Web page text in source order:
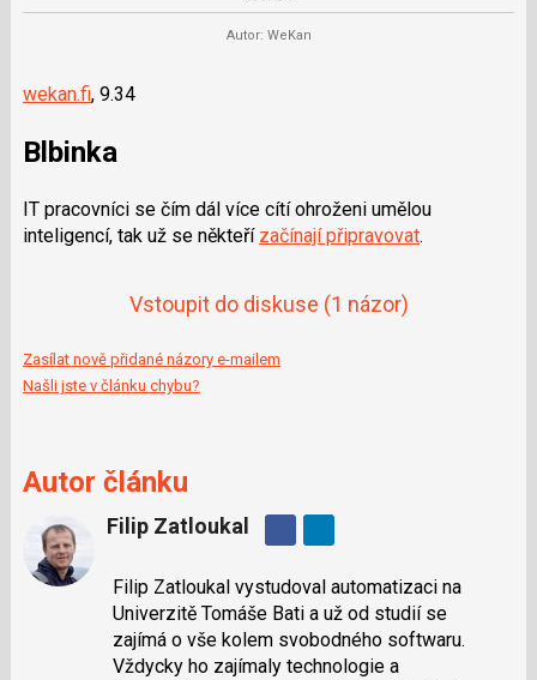
Autor: WeKan
wekan.fi, 9.34
Blbinka
IT pracovníci se čím dál více cítí ohroženi umělou
inteligencí, tak už se někteří začínají připravovat.
Vstoupit do diskuse (1 názor)
Zasílat nově přidané názory e-mailem
Našli jste v článku chybu?
Autor článku
Filip Zatloukal
Sdílejte
Facebooku
Filip Zatloukal vystudoval automatizaci na
Univerzitě Tomáše Bati a už od studií se
zajímá o vše kolem svobodného softwaru.
Vždycky ho zajímaly technologie a